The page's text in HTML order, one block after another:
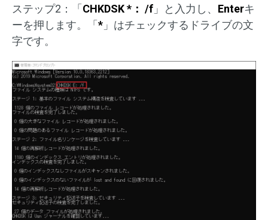
ステップ2：「CHKDSK *： /f 」と入力し、 Enterキ
ーを押します。「* 」はチェックするドライブの文
字です。